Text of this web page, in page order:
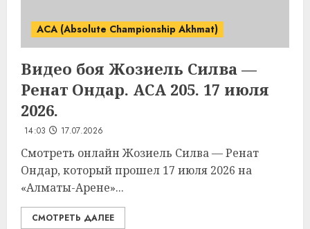
ACA (Absolute Championship Akhmat)
Видео боя Жозиель Силва —
Ренат Ондар. ACA 205. 17 июля
2026.
14:03 17.07.2026
Смотреть онлайн Жозиель Силва — Ренат
Ондар, который прошел 17 июля 2026 на
«Алматы-Арене»...
СМОТРЕТЬ ДАЛЕЕ